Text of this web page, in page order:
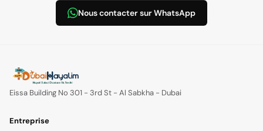
Nous contacter sur WhatsApp
Eissa Building No 301 - 3rd St - Al Sabkha - Dubai
Entreprise